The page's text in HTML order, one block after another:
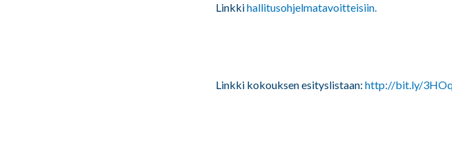
Linkkihallitusohjelmatavoitteisiin.
Linkki kokouksen esityslistaan: http://bit.ly/